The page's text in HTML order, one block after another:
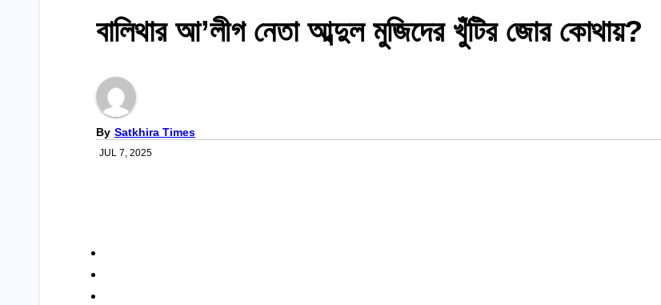
বালিথার আ’লীগ নেতা আব্দুল মুজিদের খুঁটির জোর কোথায়?
By Satkhira Times
JUL 7, 2025